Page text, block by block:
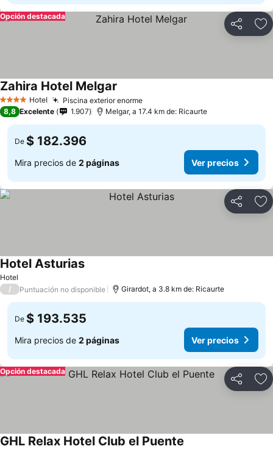
Compartir
Opción destacada
4 EstrellasHotel Piscina exterior enorme
Zahira Hotel Melgar
8,8 Excelente 1.907 Melgar, a 17.4 km de: Ricaurte
De $ 182.396
Mira precios de 2 páginas Ver precios
Compartir
Hotel
Hotel Asturias
/ Puntuación no disponible Girardot, a 3.8 km de: Ricaurte
De $ 193.535
Mira precios de 2 páginas Ver precios
Compartir
Opción destacada
GHL Relax Hotel Club el Puente